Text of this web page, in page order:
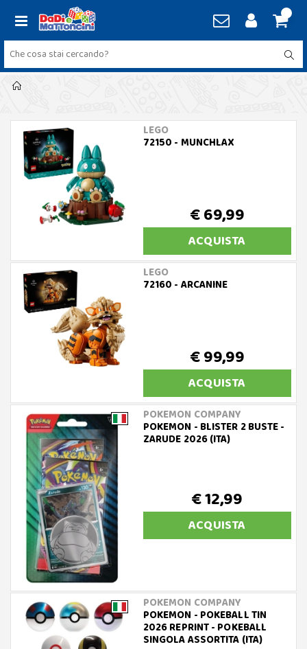
LEGO
72150 - MUNCHLAX
€ 69,99
ACQUISTA
LEGO
72160 - ARCANINE
€ 99,99
ACQUISTA
POKEMON COMPANY
POKEMON - BLISTER 2 BUSTE -
ZARUDE 2026 (ITA)
€ 12,99
ACQUISTA
POKEMON COMPANY
POKEMON - POKEBALL TIN
2026 REPRINT - POKEBALL
SINGOLA ASSORTITA (ITA)